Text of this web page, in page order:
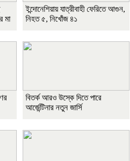
মা
ইন্দোনেশিয়ায় যাত্রীবাহী ফেরিতে আগুন,
নিহত ৫, নিখোঁজ ৪১
বিতর্ক আরও উস্কে দিতে পারে
আর্জেন্টিনার নতুন জার্সি